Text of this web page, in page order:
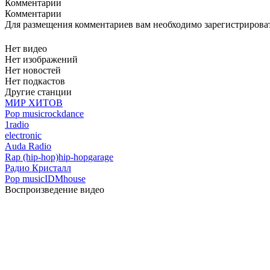
Комментарии
Комментарии
Для размещения комментариев вам необходимо
Нет видео
Нет изображений
Нет новостей
Нет подкастов
Другие станции
МИР ХИТОВ
Pop musicrockdance
1radio
electronic
Auda Radio
Rap (hip-hop)hip-hopgarage
Радио Кристалл
Pop musicIDMhouse
Воспроизведение видео